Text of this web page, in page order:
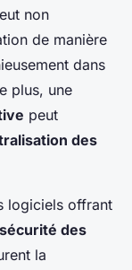
non
de manière
dans
plus, une
peut
des
logiciels offrant
sécurité des
la